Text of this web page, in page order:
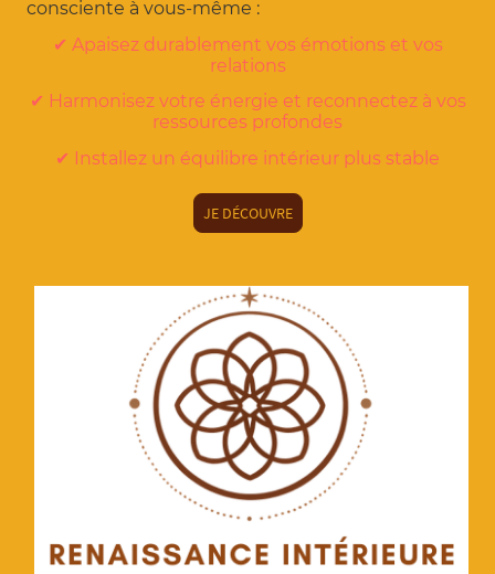
consciente à vous-même :
✔ Apaisez durablement vos émotions et vos
relations
✔ Harmonisez votre énergie et reconnectez à vos
ressources profondes
✔ Installez un équilibre intérieur plus stable
JE DÉCOUVRE